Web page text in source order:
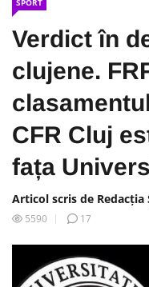
SPORT
Verdict în
clujene.
CFR Cluj
fața
Articol scris de Redacția
5590
17